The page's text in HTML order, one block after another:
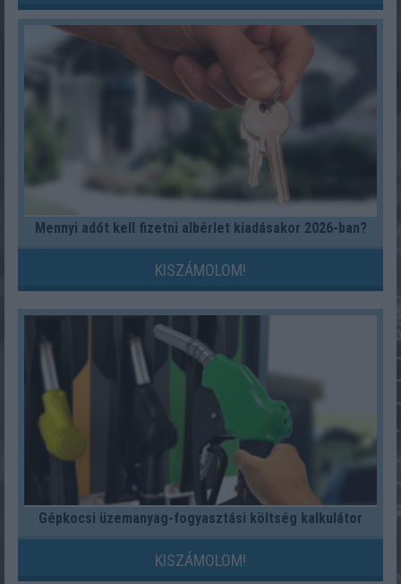
Mennyi adót kell fizetni albérlet kiadásakor 2026-ban?
KISZÁMOLOM!
Gépkocsi üzemanyag-fogyasztási költség kalkulátor
KISZÁMOLOM!